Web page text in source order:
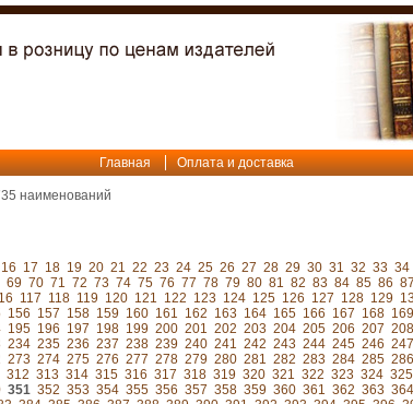
Главная Оплата и доставка
наименований
16 17 18 19 20 21 22 23 24 25 26 27 28 29 30 31 32 33 34
69 70 71 72 73 74 75 76 77 78 79 80 81 82 83 84 85 86 87
117 118 119 120 121 122 123 124 125 126 127 128 129
156 157 158 159 160 161 162 163 164 165 166 167 168 169
195 196 197 198 199 200 201 202 203 204 205 206 207 208
234 235 236 237 238 239 240 241 242 243 244 245 246 247
273 274 275 276 277 278 279 280 281 282 283 284 285 286
312 313 314 315 316 317 318 319 320 321 322 323 324 325
351 352 353 354 355 356 357 358 359 360 361 362 363 364